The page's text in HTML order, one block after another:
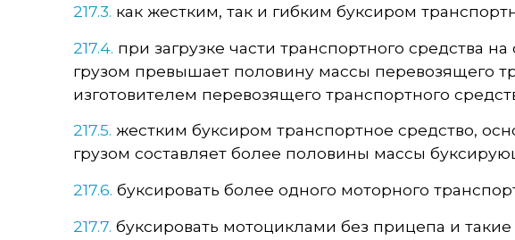
217.3. как жестким, так и гибким буксиром
217.4. при загрузке части транспортного средства
грузом превышает половину массы перевозящего
изготовителем перевозящего транспортного
217.5. жестким буксиром транспортное средство,
грузом составляет более половины массы
217.6. буксировать более одного моторного
217.7. буксировать мотоциклами без прицепа и